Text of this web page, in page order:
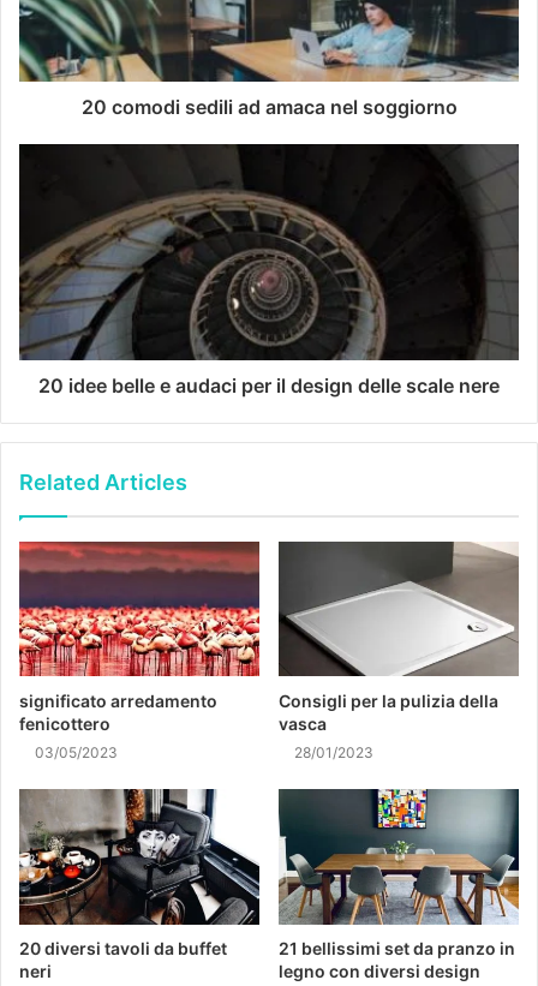
20 comodi sedili ad amaca nel soggiorno
20 idee belle e audaci per il design delle scale nere
Related Articles
significato arredamento
fenicottero
03/05/2023
Consigli per la pulizia della
vasca
28/01/2023
20 diversi tavoli da buffet
neri
21 bellissimi set da pranzo in
legno con diversi design